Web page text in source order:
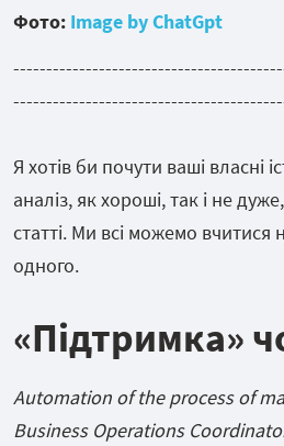
Фото: Image by ChatGpt
Я хотів би почути ваші власні
аналіз, як хороші, так і не
статті. Ми всі можемо вчитися
одного.
«Підтримка»
Automation of the process of
Business Operations